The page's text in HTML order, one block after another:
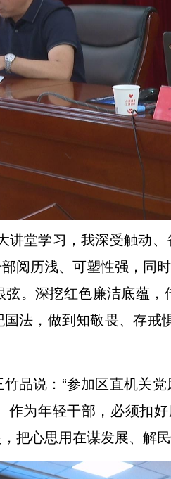
讲堂学习，我深受触动
阅历浅、可塑性强，同
。深挖红色廉洁底蕴
法，做到知敬畏、存戒
品说：“参加区直机关
为年轻干部，必须扣
把心思用在谋发展、解